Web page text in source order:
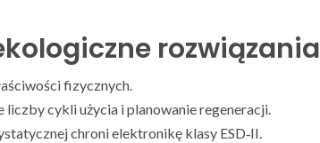
rozwiązania
fizycznych.
liczby cykli użycia i planowanie regeneracji.
chroni elektronikę klasy ESD‑II.